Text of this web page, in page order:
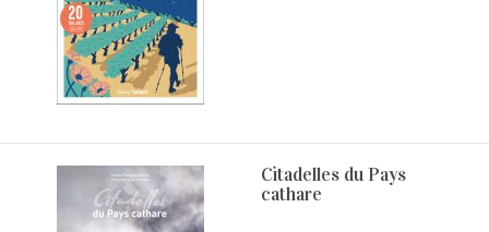
Citadelles du Pays
cathare